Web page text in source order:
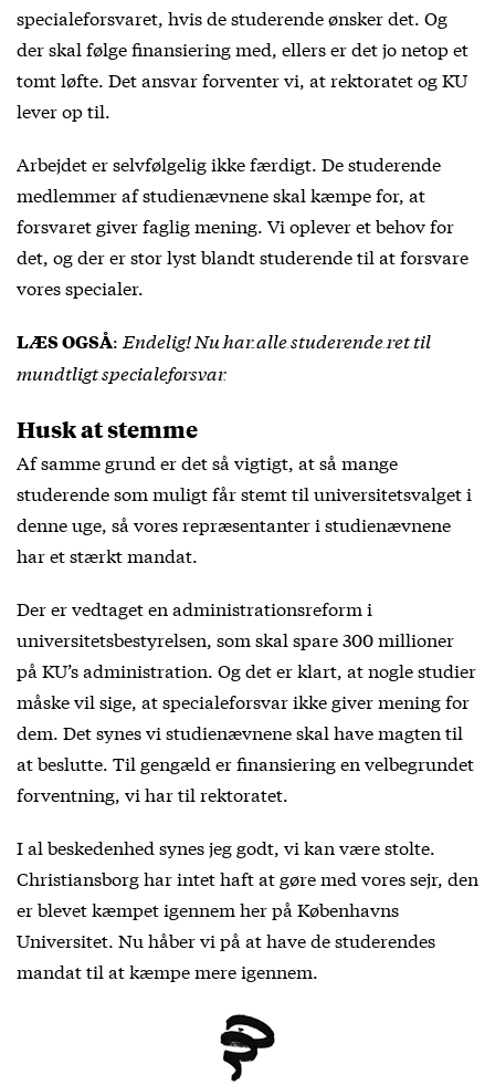
specialeforsvaret, hvis de studerende ønsker det. Og
der skal følge finansiering med, ellers er det jo netop et
tomt løfte. Det ansvar forventer vi, at rektoratet og KU
lever op til.
Arbejdet er selvfølgelig ikke færdigt. De studerende
medlemmer af studienævnene skal kæmpe for, at
forsvaret giver faglig mening. Vi oplever et behov for
det, og der er stor lyst blandt studerende til at forsvare
vores specialer.
LÆS OGSÅ: Endelig! Nu har alle studerende ret til
mundtligt specialeforsvar
Husk at stemme
Af samme grund er det så vigtigt, at så mange
studerende som muligt får stemt til universitetsvalget i
denne uge, så vores repræsentanter i studienævnene
har et stærkt mandat.
Der er vedtaget en administrationsreform i
universitetsbestyrelsen, som skal spare 300 millioner
på KU’s administration. Og det er klart, at nogle studier
måske vil sige, at specialeforsvar ikke giver mening for
dem. Det synes vi studienævnene skal have magten til
at beslutte. Til gengæld er finansiering en velbegrundet
forventning, vi har til rektoratet.
I al beskedenhed synes jeg godt, vi kan være stolte.
Christiansborg har intet haft at gøre med vores sejr, den
er blevet kæmpet igennem her på Københavns
Universitet. Nu håber vi på at have de studerendes
mandat til at kæmpe mere igennem.